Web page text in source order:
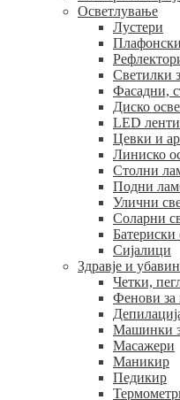
Осветлување
Лустери
Светилки
Фасадни,
Диско
LED
Цевки и
Линиско
Столни
Подни
Улични
Соларни
Батериски
Сијалици
Здравје и
Четки,
Фенови за
Машинки
Масажери
Маникир
Педикир